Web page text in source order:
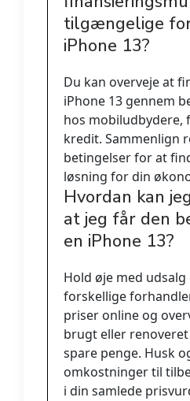
tilgængelige
iPhone 13?
Du kan overveje at
iPhone 13 gennem
hos mobiludbydere,
kredit. Sammenlign
betingelser for at
løsning for din
Hvordan kan
at jeg får den
en iPhone 13?
Hold øje med
forskellige
priser online og
brugt eller
spare penge. Husk
omkostninger til
i din samlede